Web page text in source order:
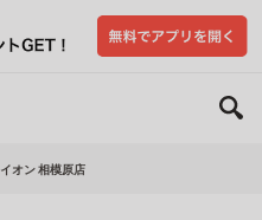
イオン 相模原店